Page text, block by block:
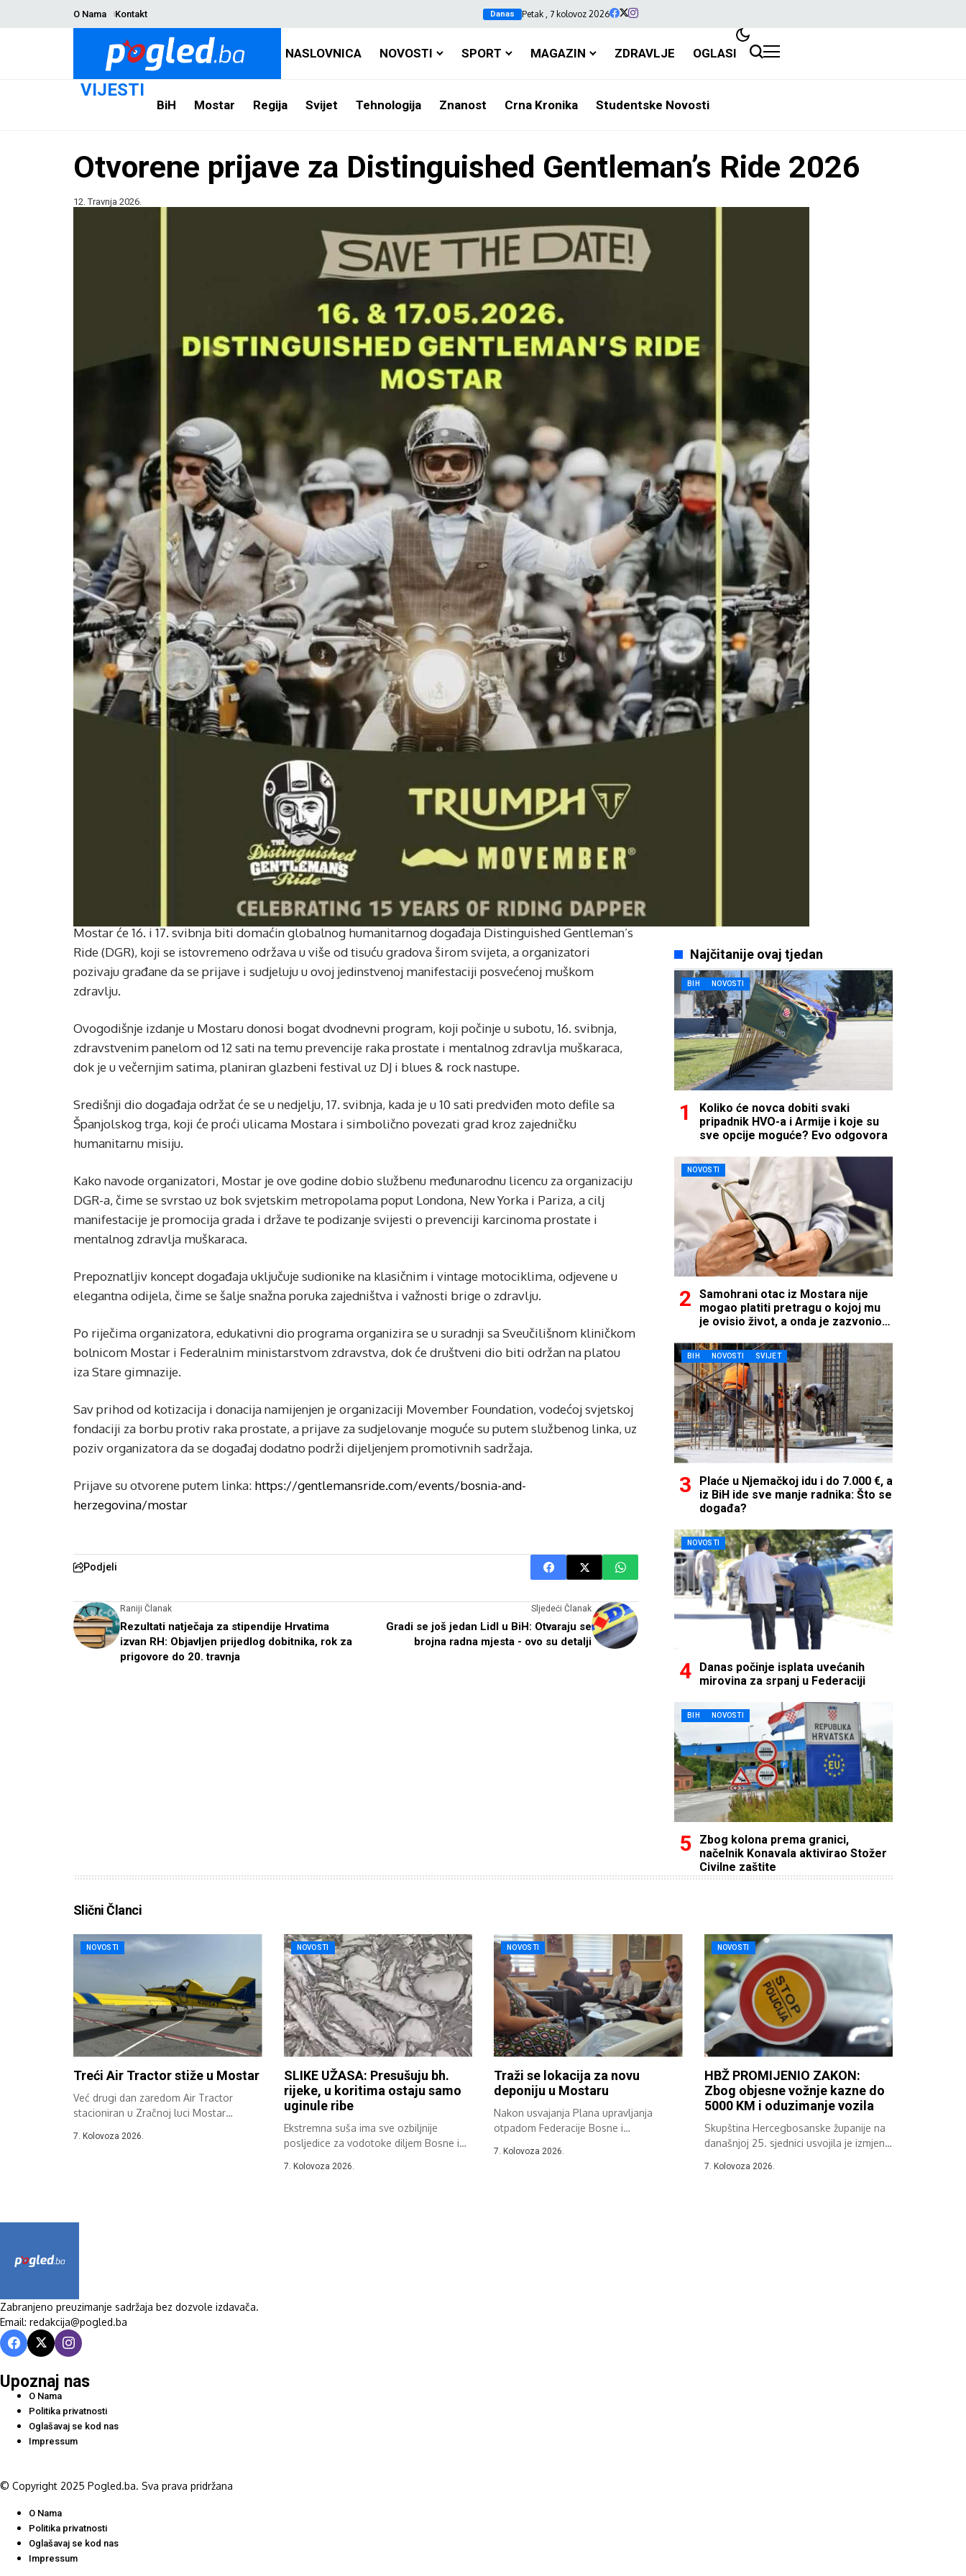
O Nama Kontakt Danas Petak , 7 kolovoz 2026
NASLOVNICA NOVOSTI SPORT MAGAZIN ZDRAVLJE OGLASI
VIJESTI
BiH Mostar Regija Svijet Tehnologija Znanost Crna Kronika Studentske Novosti
Otvorene prijave za Distinguished Gentleman’s Ride 2026
12. Travnja 2026.
Mostar će 16. i 17. svibnja biti domaćin globalnog humanitarnog događaja Distinguished Gentleman’s
Ride (DGR), koji se istovremeno održava u više od tisuću gradova širom svijeta, a organizatori
pozivaju građane da se prijave i sudjeluju u ovoj jedinstvenoj manifestaciji posvećenoj muškom
zdravlju.
Ovogodišnje izdanje u Mostaru donosi bogat dvodnevni program, koji počinje u subotu, 16. svibnja,
zdravstvenim panelom od 12 sati na temu prevencije raka prostate i mentalnog zdravlja muškaraca,
dok je u večernjim satima, planiran glazbeni festival uz DJ i blues & rock nastupe.
Središnji dio događaja održat će se u nedjelju, 17. svibnja, kada je u 10 sati predviđen moto defile sa
Španjolskog trga, koji će proći ulicama Mostara i simbolično povezati grad kroz zajedničku
humanitarnu misiju.
Kako navode organizatori, Mostar je ove godine dobio službenu međunarodnu licencu za organizaciju
DGR-a, čime se svrstao uz bok svjetskim metropolama poput Londona, New Yorka i Pariza, a cilj
manifestacije je promocija grada i države te podizanje svijesti o prevenciji karcinoma prostate i
mentalnog zdravlja muškaraca.
Prepoznatljiv koncept događaja uključuje sudionike na klasičnim i vintage motociklima, odjevene u
elegantna odijela, čime se šalje snažna poruka zajedništva i važnosti brige o zdravlju.
Po riječima organizatora, edukativni dio programa organizira se u suradnji sa Sveučilišnom kliničkom
bolnicom Mostar i Federalnim ministarstvom zdravstva, dok će društveni dio biti održan na platou
iza Stare gimnazije.
Sav prihod od kotizacija i donacija namijenjen je organizaciji Movember Foundation, vodećoj svjetskoj
fondaciji za borbu protiv raka prostate, a prijave za sudjelovanje moguće su putem službenog linka, uz
poziv organizatora da se događaj dodatno podrži dijeljenjem promotivnih sadržaja.
Prijave su otvorene putem linka: https://gentlemansride.com/events/bosnia-and-
herzegovina/mostar
Podjeli
Raniji Članak
Rezultati natječaja za stipendije Hrvatima
izvan RH: Objavljen prijedlog dobitnika, rok za
prigovore do 20. travnja
Sljedeći Članak
Gradi se još jedan Lidl u BiH: Otvaraju se
brojna radna mjesta - ovo su detalji
Najčitanije ovaj tjedan
BIH NOVOSTI
Koliko će novca dobiti svaki
pripadnik HVO-a i Armije i koje su
sve opcije moguće? Evo odgovora
NOVOSTI
Samohrani otac iz Mostara nije
mogao platiti pretragu o kojoj mu
je ovisio život, a onda je zazvonio
BIH NOVOSTI SVIJET
Plaće u Njemačkoj idu i do 7.000 €, a
iz BiH ide sve manje radnika: Što se
događa?
NOVOSTI
Danas počinje isplata uvećanih
mirovina za srpanj u Federaciji
BIH NOVOSTI
Zbog kolona prema granici,
načelnik Konavala aktivirao Stožer
Civilne zaštite
Slični Članci
NOVOSTI
Treći Air Tractor stiže u Mostar
Već drugi dan zaredom Air Tractor
stacioniran u Zračnoj luci Mostar
7. Kolovoza 2026.
NOVOSTI
SLIKE UŽASA: Presušuju bh.
rijeke, u koritima ostaju samo
uginule ribe
Ekstremna suša ima sve ozbiljnije
posljedice za vodotoke diljem Bosne i
7. Kolovoza 2026.
NOVOSTI
Traži se lokacija za novu
deponiju u Mostaru
Nakon usvajanja Plana upravljanja
otpadom Federacije Bosne i
7. Kolovoza 2026.
NOVOSTI
HBŽ PROMIJENIO ZAKON:
Zbog objesne vožnje kazne do
5000 KM i oduzimanje vozila
Skupština Hercegbosanske županije na
današnjoj 25. sjednici usvojila je izmjene
7. Kolovoza 2026.
Zabranjeno preuzimanje sadržaja bez dozvole izdavača.
Email: redakcija@pogled.ba
Upoznaj nas
O Nama
Politika privatnosti
Oglašavaj se kod nas
Impressum
© Copyright 2025 Pogled.ba. Sva prava pridržana
O Nama
Politika privatnosti
Oglašavaj se kod nas
Impressum